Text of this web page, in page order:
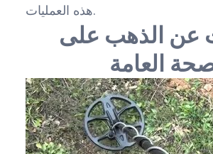
هذه العمليات.
عن الذهب على
العامة